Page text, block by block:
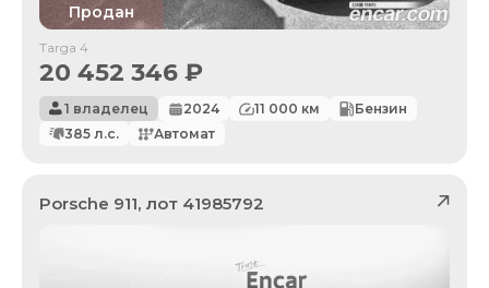
Продан
Targa 4
20 452 346 ₽
1 владелец 2024 11 000 км
Бензин
385 л.с. Автомат
Porsche 911, лот 41985792